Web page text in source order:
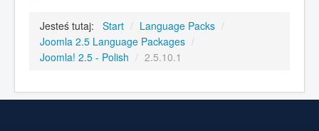
Jesteś tutaj: Start / Language Packs /
Joomla 2.5 Language Packages /
Joomla! 2.5 - Polish / 2.5.10.1